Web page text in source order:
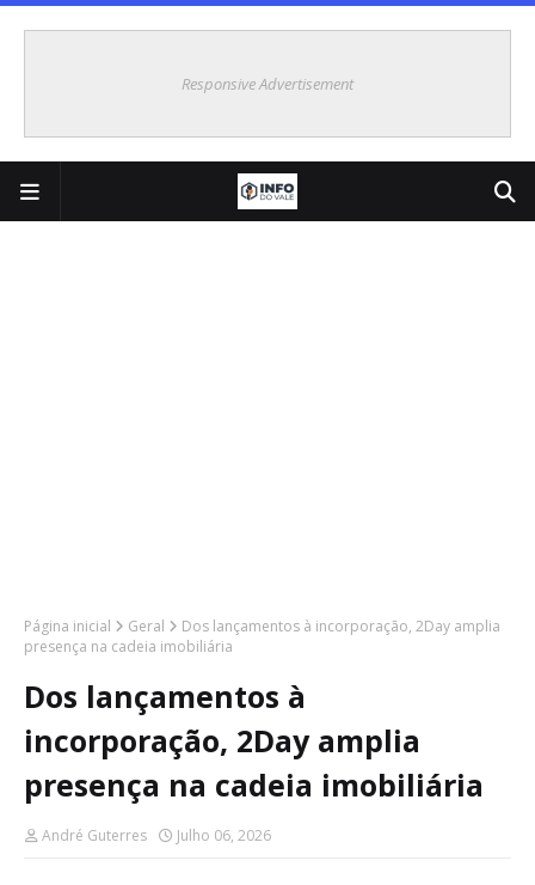
Responsive Advertisement
Página inicial Geral
Dos lançamentos à incorporação, 2Day amplia
presença na cadeia imobiliária
Dos lançamentos à
incorporação, 2Day amplia
presença na cadeia imobiliária
André Guterres Julho 06, 2026